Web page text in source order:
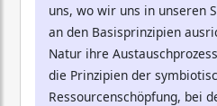
uns, wo wir uns in unseren
an den Basisprinzipien
Natur ihre
die Prinzipien der
Ressourcenschöpfung, bei